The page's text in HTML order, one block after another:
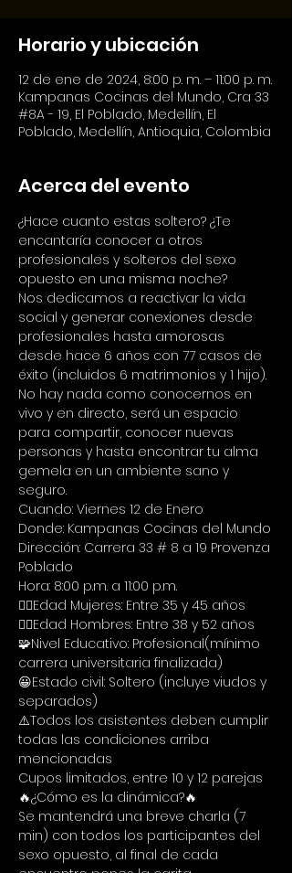
Horario y ubicación
12 de ene de 2024, 8:00 p. m. – 11:00 p. m.
Kampanas Cocinas del Mundo, Cra 33
#8A - 19, El Poblado, Medellín, El
Poblado, Medellín, Antioquia, Colombia
Acerca del evento
¿Hace cuanto estas soltero? ¿Te
encantaría conocer a otros
profesionales y solteros del sexo
opuesto en una misma noche?
Nos dedicamos a reactivar la vida
social y generar conexiones desde
profesionales hasta amorosas
desde hace 6 años con 77 casos de
éxito (incluidos 6 matrimonios y 1 hijo).
No hay nada como conocernos en
vivo y en directo, será un espacio
para compartir, conocer nuevas
personas y hasta encontrar tu alma
gemela en un ambiente sano y
seguro.
Cuando: Viernes 12 de Enero
Donde: Kampanas Cocinas del Mundo
Dirección: Carrera 33 # 8 a 19 Provenza
Poblado
Hora: 8:00 p.m. a 11:00 p.m.
🙋‍♀Edad Mujeres: Entre 35 y 45 años
🙋‍♂Edad Hombres: Entre 38 y 52 años
🧩Nivel Educativo: Profesional(mínimo
carrera universitaria finalizada)
😀Estado civil: Soltero (incluye viudos y
separados)
⚠️Todos los asistentes deben cumplir
todas las condiciones arriba
mencionadas
Cupos limitados, entre 10 y 12 parejas
🔥¿Cómo es la dinámica?🔥
Se mantendrá una breve charla (7
min) con todos los participantes del
sexo opuesto, al final de cada